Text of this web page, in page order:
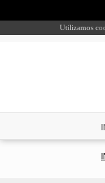
Utilizamos